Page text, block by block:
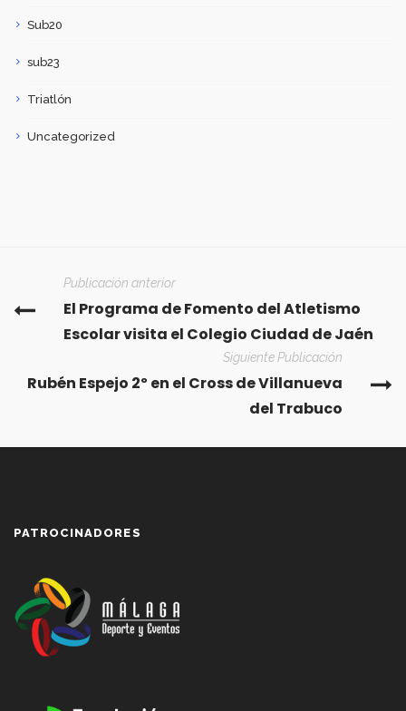
Sub20
sub23
Triatlón
Uncategorized
Publicación anterior
El Programa de Fomento del Atletismo
Escolar visita el Colegio Ciudad de Jaén
Siguiente Publicación
Rubén Espejo 2º en el Cross de Villanueva
del Trabuco
PATROCINADORES